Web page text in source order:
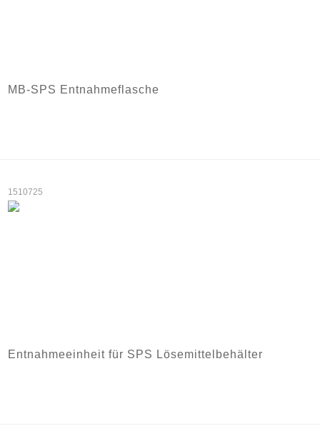
MB-SPS Entnahmeflasche
1510725
Entnahmeeinheit für SPS Lösemittelbehälter